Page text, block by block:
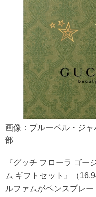
画像：ブルーベル・ジ
部
『グッチ フローラ ゴー
ム ギフトセット』（
ルファムがペンスプレ